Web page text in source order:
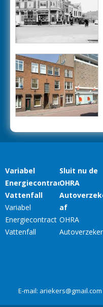
E-mail: ariekers@gmail.com